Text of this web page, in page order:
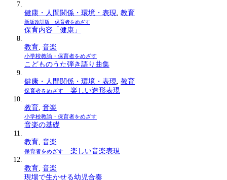
健康・人間関係・環境・表現 教育
新版改訂版 保育者をめざす
保育内容「健康」
教育 音楽
小学校教諭・保育者をめざす
こどものうた弾き語り曲集
健康・人間関係・環境・表現 教育
保育者をめざす 楽しい造形表現
教育 音楽
小学校教諭・保育者をめざす
音楽の基礎
教育 音楽
保育者をめざす 楽しい音楽表現
教育 音楽
現場で生かせる幼児合奏